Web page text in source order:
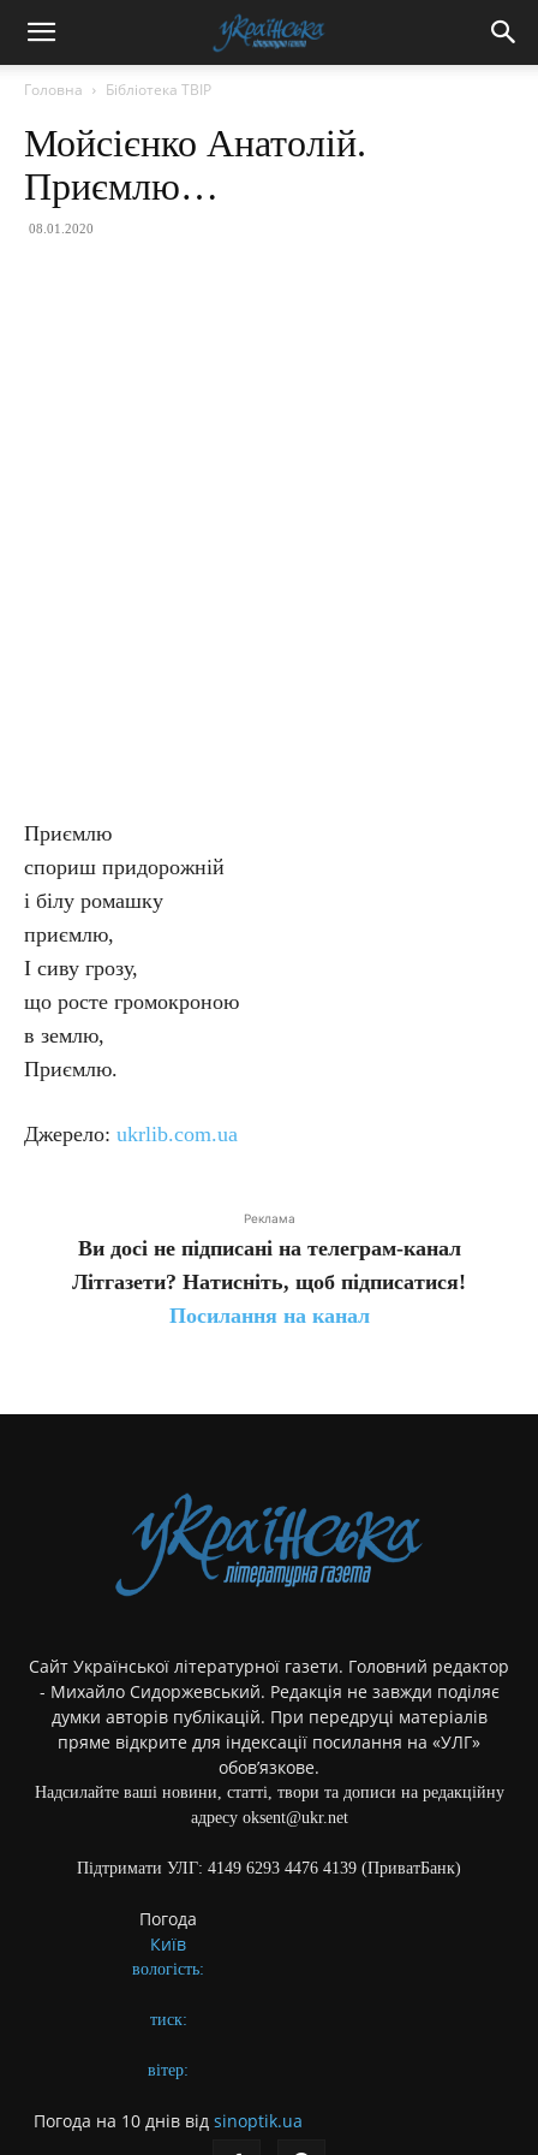
Головна Бібліотека ТВІР
Мойсієнко Анатолій.
Приємлю…
08.01.2020
Приємлю
спориш придорожній
і білу ромашку
приємлю,
І сиву грозу,
що росте громокроною
в землю,
Приємлю.
Джерело: ukrlib.com.ua
Реклама
Ви досі не підписані на телеграм-канал
Літгазети? Натисніть, щоб підписатися!
Посилання на канал
Сайт Української літературної газети. Головний редактор
- Михайло Сидоржевський. Редакція не завжди поділяє
думки авторів публікацій. При передруці матеріалів
пряме відкрите для індексації посилання на «УЛГ»
обов’язкове.
Надсилайте ваші новини, статті, твори та дописи на редакційну
адресу oksent@ukr.net
Підтримати УЛГ: 4149 6293 4476 4139 (ПриватБанк)
Погода
Київ
вологість:
тиск:
вітер:
Погода на 10 днів від sinoptik.ua